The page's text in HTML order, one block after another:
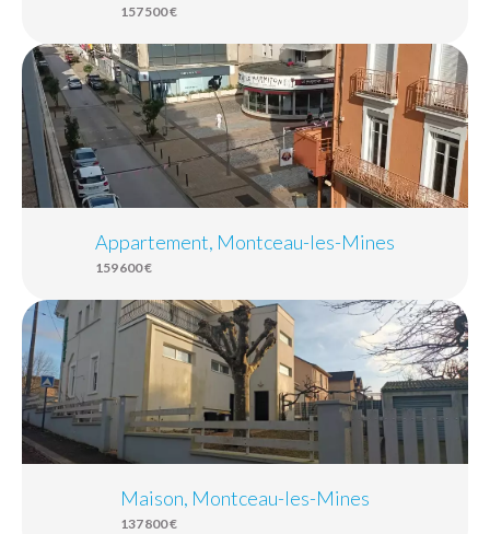
157 500 €
Appartement, Montceau-les-Mines
159 600 €
Maison, Montceau-les-Mines
137 800 €